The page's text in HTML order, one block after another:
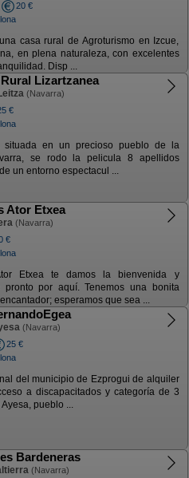
20 €
casa rural de Agroturismo en Izcue,
en plena naturaleza, con excelentes
Disp ...
Lizartzanea
(Navarra)
€
situada en un precioso pueblo de la
se rodo la pelicula 8 apellidos
un entorno espectacul ...
Ator Etxea
(Navarra)
€
Etxea te damos la bienvenida y
pronto por aquí. Tenemos una bonita
esperamos que sea ...
(Navarra)
25 €
del municipio de Ezprogui de alquiler
a discapacitados y categoría de 3
pueblo ...
Bardeneras
(Navarra)